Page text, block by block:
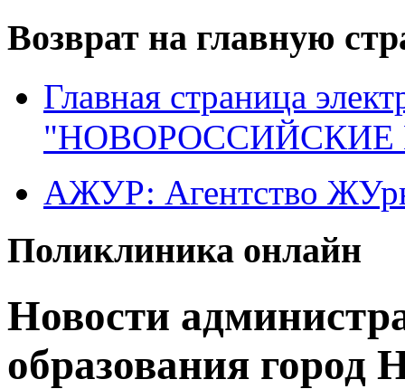
Возврат на главную
Главная страница
"НОВОРОССИЙСКИЕ
АЖУР: Агентство
Поликлиника онлайн
Новости
образования город